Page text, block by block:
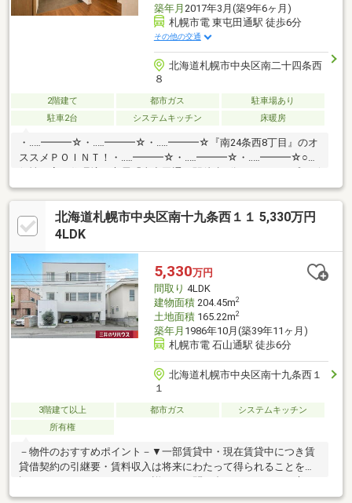
築年月 2017年3月(築9年6ヶ月)
札幌市電 東屯田通駅 徒歩6分
その他の交通
北海道札幌市中央区南二十四条西
８
2階建て 都市ガス
駐車場あり
駐車2台
システムキッチン 床暖房
・‥…━━━☆・‥…━━━☆・‥…━━━☆『南24条西8丁目』のオ
ススメＰＯＩＮＴ！・‥…━━━☆・‥…━━━☆・‥…━━━☆○利
徒歩5分をはじめ商業施設が充実。○室内コンディション良好：大
切に使用されており気持ち良く新生活をスタート可能。○愛車を
守るピロティガレージ：天候を気にせず駐車でき、積雪期も安
心。○プライベートな屋外空間：BBQなどが楽しめる裏庭や、間接
納戸を備え室内をすっきり保てます。
北海道札幌市中央区南十九条西１１ 5,330万円
4LDK
5,330万円
間取り 4LDK
建物面積204.45m2
土地面積165.22m2
築年月 1986年10月(築39年11ヶ月)
札幌市電 石山通駅 徒歩6分
北海道札幌市中央区南十九条西１
１
3階建て以上 都市ガス
システムキッチン
所有権
－物件のおすすめポイント－▼一部賃貸中・現在賃貸中につき賃
貸借契約の引継要・賃料収入は将来にわたって得られることを保
証するものではありません・詳細はお問い合わせください▼立
地・前面道路は幅員約10.9m▼特徴・2LDK+2LDKの間取り・2・3